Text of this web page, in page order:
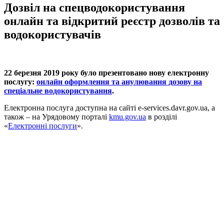
Дозвіл на спецводокористування
онлайн та відкритий реєстр дозволів та
водокористувачів
22 березня 2019 року було презентовано нову електронну
послугу: онлайн оформлення та анулювання дозову на
спеціальне водокористування.
Електронна послуга доступна на сайті e-services.davr.gov.ua, а
також – на Урядовому порталі kmu.gov.ua в розділі
«Електронні послуги».